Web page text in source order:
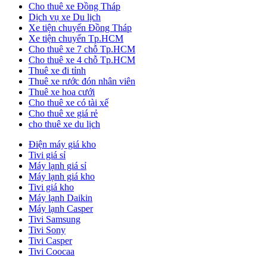
Cho thuê xe Đồng Tháp
Dịch vụ xe Du lịch
Xe tiện chuyến Đồng Tháp
Xe tiện chuyến Tp.HCM
Cho thuê xe 7 chỗ Tp.HCM
Cho thuê xe 4 chỗ Tp.HCM
Thuê xe đi tỉnh
Thuê xe rước đón nhân viên
Thuê xe hoa cưới
Cho thuê xe có tài xế
Cho thuê xe giá rẻ
cho thuê xe du lịch
Điện máy giá kho
Tivi giá sỉ
Máy lạnh giá sỉ
Máy lạnh giá kho
Tivi giá kho
Máy lạnh Daikin
Máy lạnh Casper
Tivi Samsung
Tivi Sony
Tivi Casper
Tivi Coocaa